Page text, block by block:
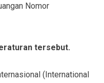
Nomor
tersebut.
(International